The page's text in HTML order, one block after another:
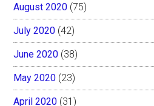
August 2020 (75)
July 2020 (42)
June 2020 (38)
May 2020 (23)
April 2020 (31)